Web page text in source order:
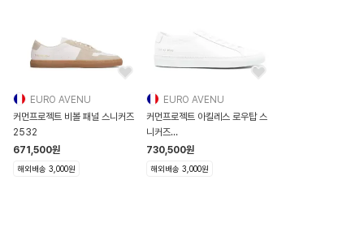
EURO AVENU
커먼프로젝트 비볼 패널 스니커즈
2532
671,500원
해외배송 3,000원
EURO AVENU
커먼프로젝트 아킬레스 로우탑 스
니커즈
1528ORIGINALACHILLES0506
730,500원
해외배송 3,000원